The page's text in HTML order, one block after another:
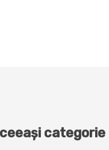
categorie